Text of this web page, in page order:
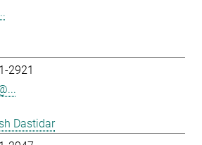
2921
Dastidar